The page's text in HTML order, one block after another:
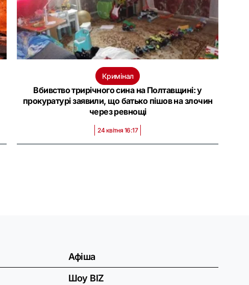
Кримінал
Вбивство трирічного сина на Полтавщині: у
прокуратурі заявили, що батько пішов на злочин
через ревнощі
24 квітня 16:17
Афіша
Шоу BIZ